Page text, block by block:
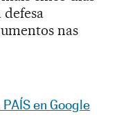
nas
Sociales
en Google